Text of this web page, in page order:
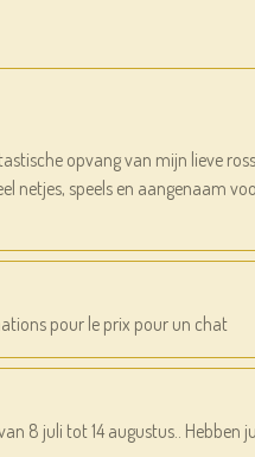
opvang van mijn lieve
netjes, speels en aangenaam
pour le prix pour un chat
8 juli tot 14 augustus.. Hebben